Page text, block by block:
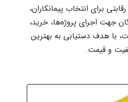
برای انتخاب پیمانکاران،
جهت اجرای پروژه‌ها، خرید،
با هدف دستیابی به بهترین
و قیمت.